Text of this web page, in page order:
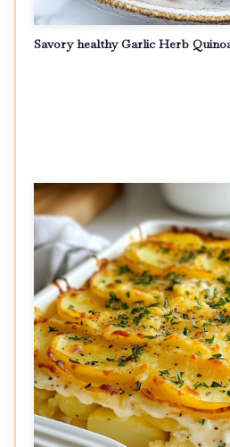
Savory healthy Garlic Herb